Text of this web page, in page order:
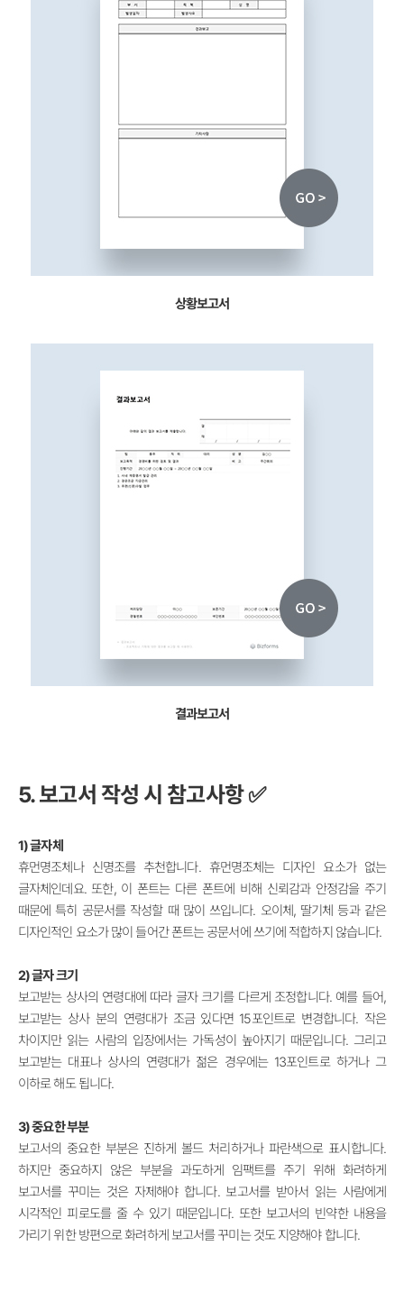
상황보고서
결과보고서
5. 보고서 작성 시 참고사항 ✅
1) 글자체
휴먼명조체나 신명조를 추천합니다. 휴먼명조체는 디자인 요소가 없는
글자체인데요. 또한, 이 폰트는 다른 폰트에 비해 신뢰감과 안정감을 주기
때문에 특히 공문서를 작성할 때 많이 쓰입니다. 오이체, 딸기체 등과 같은
디자인적인 요소가 많이 들어간 폰트는 공문서에 쓰기에 적합하지 않습니다.
2) 글자 크기
보고받는 상사의 연령대에 따라 글자 크기를 다르게 조정합니다. 예를 들어,
보고받는 상사 분의 연령대가 조금 있다면 15포인트로 변경합니다. 작은
차이지만 읽는 사람의 입장에서는 가독성이 높아지기 때문입니다. 그리고
보고받는 대표나 상사의 연령대가 젊은 경우에는 13포인트로 하거나 그
이하로 해도 됩니다.
3) 중요한 부분
보고서의 중요한 부분은 진하게 볼드 처리하거나 파란색으로 표시합니다.
하지만 중요하지 않은 부분을 과도하게 임팩트를 주기 위해 화려하게
보고서를 꾸미는 것은 자제해야 합니다. 보고서를 받아서 읽는 사람에게
시각적인 피로도를 줄 수 있기 때문입니다. 또한 보고서의 빈약한 내용을
가리기 위한 방편으로 화려하게 보고서를 꾸미는 것도 지양해야 합니다.